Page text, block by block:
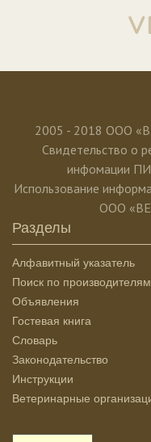
2005 - 2018 ООО
Свидетельство о
инфомации
Использование
ООО
Разделы
Алфавитный указатель
Поиск по производителям
Объявления
Гостевая книга
Словарь
Законодательство
Инструкции
Ветеринарные